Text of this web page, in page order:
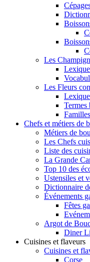
Les
Les Fleurs
Termes
Chefs et métiers de
Métiers de
Les Chefs
Liste des
La Grande
Top 10 des
Ustensiles et
Dictionnaire
Événements
Fêtes
Argot de
Diner
Cuisines et flaveurs
Cuisines et
Corse